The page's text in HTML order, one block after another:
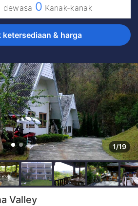
dewasa 0 Kanak-kanak
ketersediaan & harga
1/19
Valley